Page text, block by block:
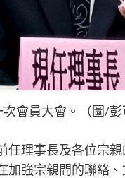
會員大會。（圖/彭
任理事長及各位宗
加強宗親間的聯絡